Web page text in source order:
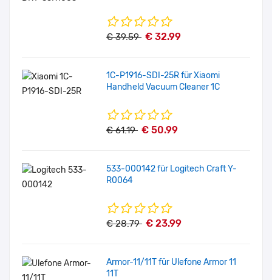
€ 39.59 € 32.99
1C-P1916-SDI-25R für Xiaomi
Handheld Vacuum Cleaner 1C
€ 61.19 € 50.99
533-000142 für Logitech Craft Y-
R0064
€ 28.79 € 23.99
Armor-11/11T für Ulefone Armor 11
11T